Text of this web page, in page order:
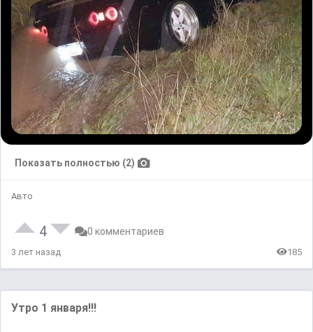
Показать полностью (2)
Авто
4 0 комментариев
3 лет назад 185
Утро 1 января!!!